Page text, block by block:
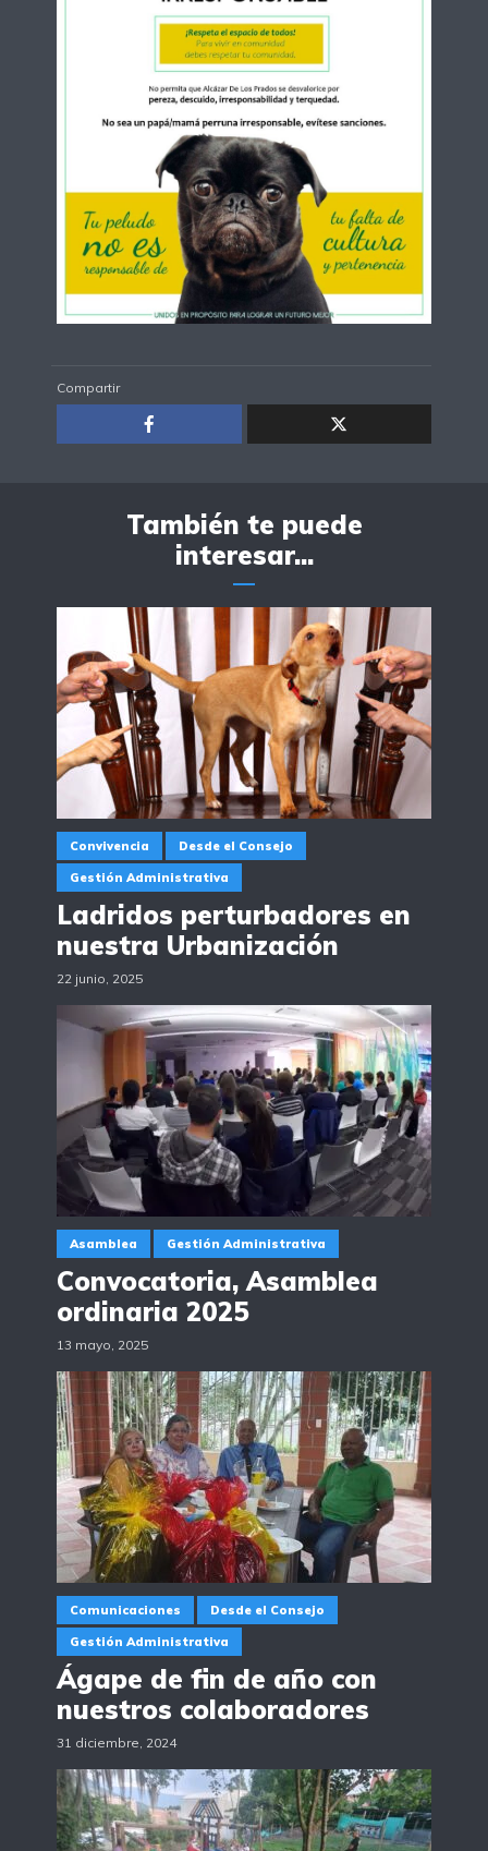
Compartir
También te puede
interesar...
Convivencia Desde el Consejo
Gestión Administrativa
Ladridos perturbadores en
nuestra Urbanización
22 junio, 2025
Asamblea Gestión Administrativa
Convocatoria, Asamblea
ordinaria 2025
13 mayo, 2025
Comunicaciones Desde el Consejo
Gestión Administrativa
Ágape de fin de año con
nuestros colaboradores
31 diciembre, 2024